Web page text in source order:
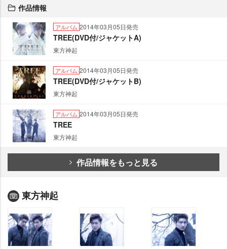
作品情報
アルバム 2014年03月05日発売
TREE(DVD付/ジャケットA)
東方神起
アルバム 2014年03月05日発売
TREE(DVD付/ジャケットB)
東方神起
アルバム 2014年03月05日発売
TREE
東方神起
作品情報をもっと見る
東方神起